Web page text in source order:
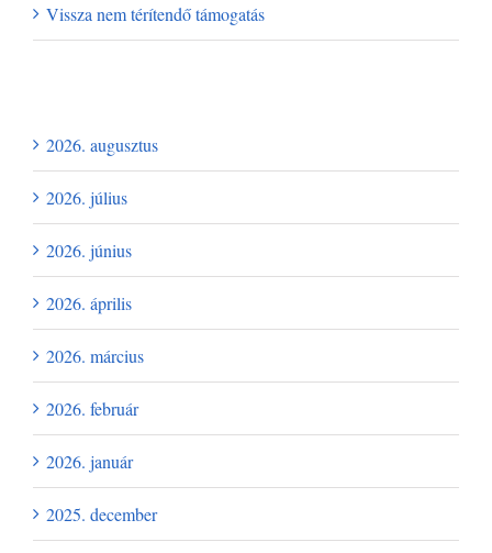
Vissza nem térítendő támogatás
2026. augusztus
2026. július
2026. június
2026. április
2026. március
2026. február
2026. január
2025. december